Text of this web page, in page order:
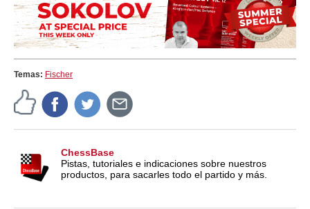
Temas: Fischer
ChessBase
Pistas, tutoriales e indicaciones sobre nuestros
productos, para sacarles todo el partido y más.